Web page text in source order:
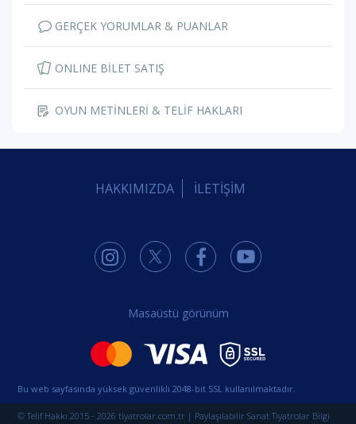
GERÇEK YORUMLAR & PUANLAR
ONLINE BİLET SATIŞ
OYUN METİNLERİ & TELİF HAKLARI
HAKKIMIZDA İLETİŞİM
Masaüstü görünüm
Bu web sayfasında yüksek güvenlikli 2048-bit SSL kullanılmaktadır.
© Telif Hakkı 2015 - 2026 tiyatrolar.com.tr | Paylaşılabilir Sanat Tiyatrolar Bilgi